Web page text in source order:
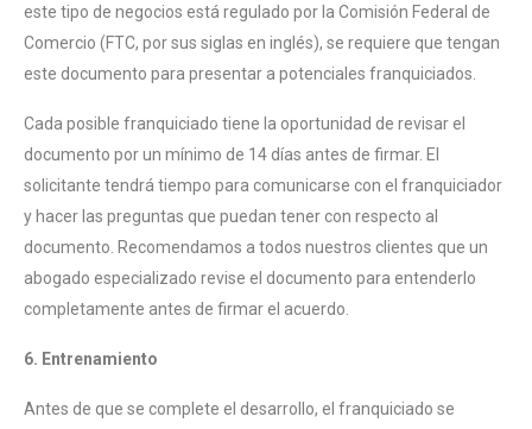
este tipo de negocios está regulado por la Comisión Federal de
Comercio (FTC, por sus siglas en inglés), se requiere que tengan
este documento para presentar a potenciales franquiciados.
Cada posible franquiciado tiene la oportunidad de revisar el
documento por un mínimo de 14 días antes de firmar. El
solicitante tendrá tiempo para comunicarse con el franquiciador
y hacer las preguntas que puedan tener con respecto al
documento. Recomendamos a todos nuestros clientes que un
abogado especializado revise el documento para entenderlo
completamente antes de firmar el acuerdo.
6. Entrenamiento
Antes de que se complete el desarrollo, el franquiciado se